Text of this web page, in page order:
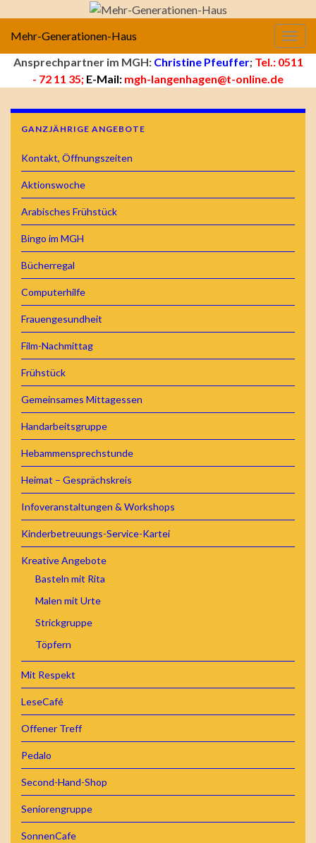
Mehr-Generationen-Haus
Ansprechpartner im MGH: Christine Pfeuffer; Tel.: 0511
- 72 11 35; E-Mail: mgh-langenhagen@t-online.de
GANZJÄHRIGE ANGEBOTE
Kontakt, Öffnungszeiten
Aktionswoche
Arabisches Frühstück
Bingo im MGH
Bücherregal
Computerhilfe
Frauengesundheit
Film-Nachmittag
Frühstück
Gemeinsames Mittagessen
Handarbeitsgruppe
Hebammensprechstunde
Heimat – Gesprächskreis
Infoveranstaltungen & Workshops
Kinderbetreuungs-Service-Kartei
Kreative Angebote
Basteln mit Rita
Malen mit Urte
Strickgruppe
Töpfern
Mit Respekt
LeseCafé
Offener Treff
Pedalo
Second-Hand-Shop
Seniorengruppe
SonnenCafe